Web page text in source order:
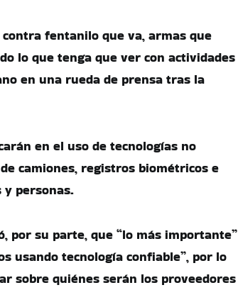
fentanilo que va, armas que
lo que tenga que ver con actividades
en una rueda de prensa tras la
en el uso de tecnologías no
camiones, registros biométricos e
y personas.
por su parte, que “lo más importante”
usando tecnología confiable”, por lo
sobre quiénes serán los proveedores